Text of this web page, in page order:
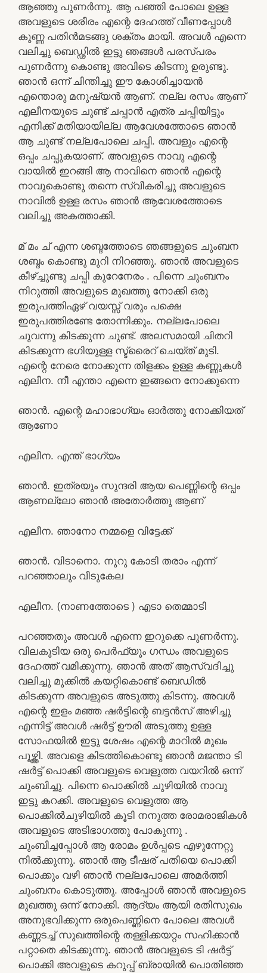
ആഞ്ഞു പുണർന്നു. ആ പഞ്ഞി പോലെ ഉള്ള
അവളുടെ ശരീരം എന്റെ ദേഹത്ത് വീണപ്പോൾ
കുണ്ണ പതിൻമടങ്ങു ശക്തം മായി. അവൾ എന്നെ
വലിച്ചു ബെഡ്ഢിൽ ഇട്ടു ഞങ്ങൾ പരസ്പരം
പുണർന്നു കൊണ്ടു അവിടെ കിടന്നു ഉരുണ്ടു.
ഞാൻ ഒന്ന് ചിന്തിച്ചു ഈ കോശിച്ചായൻ
എന്തൊരു മനുഷ്യൻ ആണ്. നല്ല രസം ആണ്
എലീനയുടെ ചുണ്ട് ചപ്പാൻ എത്ര ചപ്പിയിട്ടും
എനിക്ക് മതിയായില്ല ആവേശത്തോടെ ഞാൻ
ആ ചുണ്ട് നല്ലപോലെ ചപ്പി. അവളും എന്റെ
ഒപ്പം ചപ്പുകയാണ്. അവളുടെ നാവു എന്റെ
വായിൽ ഇറങ്ങി ആ നാവിനെ ഞാൻ എന്റെ
നാവുകൊണ്ടു തന്നെ സ്വീകരിച്ചു അവളുടെ
നാവിൽ ഉള്ള രസം ഞാൻ ആവേശത്തോടെ
വലിച്ചു അകത്താക്കി.
മ് മം ച് എന്ന ശബ്ദത്തോടെ ഞങ്ങളുടെ ചുംബന
ശബ്ദം കൊണ്ടു മുറി നിറഞ്ഞു. ഞാൻ അവളുടെ
കീഴ്ച്ചുണ്ടു ചപ്പി കുറേനേരം . പിന്നെ ചുംബനം
നിറുത്തി അവളുടെ മുഖത്തു നോക്കി ഒരു
ഇരുപത്തിഏഴ് വയസ്സ് വരും പക്ഷെ
ഇരുപത്തിരണ്ടേ തോന്നിക്കും. നല്ലപോലെ
ചുവന്നു കിടക്കുന്ന ചുണ്ട്. അലസമായി ചിതറി
കിടക്കുന്ന ഭഗിയുള്ള സ്ട്രൈറ് ചെയ്ത് മുടി.
എന്റെ നേരെ നോക്കുന്ന തിളക്കം ഉള്ള കണ്ണുകൾ
എലീന. നീ എന്താ എന്നെ ഇങ്ങനെ നോക്കുന്നെ
ഞാൻ. എന്റെ മഹാഭാഗ്യം ഓർത്തു നോക്കിയത്
ആണോ
എലീന. എന്ത് ഭാഗ്യം
ഞാൻ. ഇത്രയും സുന്ദരി ആയ പെണ്ണിന്റെ ഒപ്പം
ആണല്ലോ ഞാൻ അതോർത്തു ആണ്
എലീന. ഞാനോ നമ്മളെ വിട്ടേക്ക്
ഞാൻ. വിടാനൊ. നൂറു കോടി തരാം എന്ന്
പറഞ്ഞാലും വീടുകേല
എലീന. (നാണത്തോടെ ) എടാ തെമ്മാടി
പറഞ്ഞതും അവൾ എന്നെ ഇറുക്കെ പുണർന്നു.
വിലകൂടിയ ഒരു പെർഫ്യൂം ഗന്ധം അവളുടെ
ദേഹത്ത് വമിക്കുന്നു. ഞാൻ അത് ആസ്വദിച്ചു
വലിച്ചു മൂക്കിൽ കയറ്റികൊണ്ട് ബെഡിൽ
കിടക്കുന്ന അവളുടെ അടുത്തു കിടന്നു. അവൾ
എന്റെ ഇളം മഞ്ഞ ഷർട്ടിന്റെ ബട്ടൻസ് അഴിച്ചു
എന്നിട്ട് അവൾ ഷർട്ട്‌ ഊരി അടുത്തു ഉള്ള
സോഫയിൽ ഇട്ടു ശേഷം എന്റെ മാറിൽ മുഖം
പൂഴ്ത്തി. അവളെ കിടത്തികൊണ്ടു ഞാൻ മജന്താ ടി
ഷർട്ട്‌ പൊക്കി അവളുടെ വെളുത്ത വയറിൽ ഒന്ന്
ചുംബിച്ചു. പിന്നെ പൊക്കിൽ ചുഴിയിൽ നാവു
ഇട്ടു കറക്കി. അവളുടെ വെളുത്ത ആ
പൊക്കിൽചുഴിയിൽ കൂടി നനുത്ത രോമരാജികൾ
അവളുടെ അടിഭാഗത്തു പോകുന്നു .
ചുംബിച്ചപ്പോൾ ആ രോമം ഉൾപ്പടെ എഴുന്നേറ്റു
നിൽക്കുന്നു. ഞാൻ ആ ടീഷര് പതിയെ പൊക്കി
പൊക്കും വഴി ഞാൻ നല്ലപോലെ അമർത്തി
ചുംബനം കൊടുത്തു. അപ്പോൾ ഞാൻ അവളുടെ
മുഖത്തു ഒന്ന് നോക്കി. ആദ്യം ആയി രതിസുഖം
അനുഭവിക്കുന്ന ഒരുപെണ്ണിനെ പോലെ അവൾ
കണ്ണടച്ച് സുഖത്തിന്റെ തള്ളിക്കയറ്റം സഹിക്കാൻ
പറ്റാതെ കിടക്കുന്നു. ഞാൻ അവളുടെ ടി ഷർട്ട്‌
പൊക്കി അവളുടെ കറുപ്പ് ബ്രായിൽ പൊതിഞ്ഞ